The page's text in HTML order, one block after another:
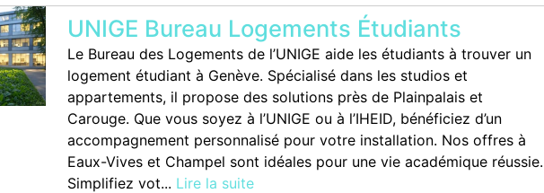
UNIGE Bureau Logements Étudiants
Le Bureau des Logements de l’UNIGE aide les étudiants à trouver un
logement étudiant à Genève. Spécialisé dans les studios et
appartements, il propose des solutions près de Plainpalais et
Carouge. Que vous soyez à l’UNIGE ou à l’IHEID, bénéficiez d’un
accompagnement personnalisé pour votre installation. Nos offres à
Eaux-Vives et Champel sont idéales pour une vie académique réussie.
Simplifiez vot... Lire la suite